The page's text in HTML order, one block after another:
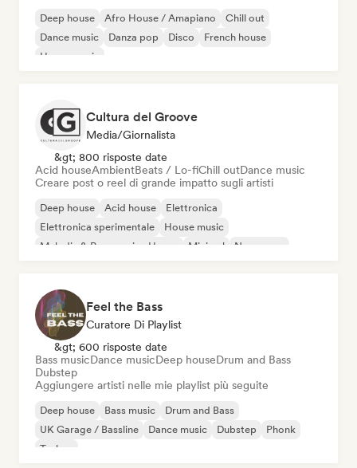
Deep house Afro House / Amapiano
Chill out
Dance music
Danza pop Disco
French house
House music
Cultura del Groove
Media/Giornalista
&gt; 800 risposte date
Acid houseAmbientBeats / Lo-fiChill outDance music
Creare post o reel di grande impatto sugli artisti
Deep house Acid house
Elettronica
Elettronica sperimentale
House music
Melodic & Progressive House
Minimal New wave
Feel the Bass
Curatore Di Playlist
&gt; 600 risposte date
Bass musicDance musicDeep houseDrum and Bass
Dubstep
Aggiungere artisti nelle mie playlist più seguite
Deep house Bass music
Drum and Bass
UK Garage / Bassline
Dance music Dubstep
Phonk
Techno